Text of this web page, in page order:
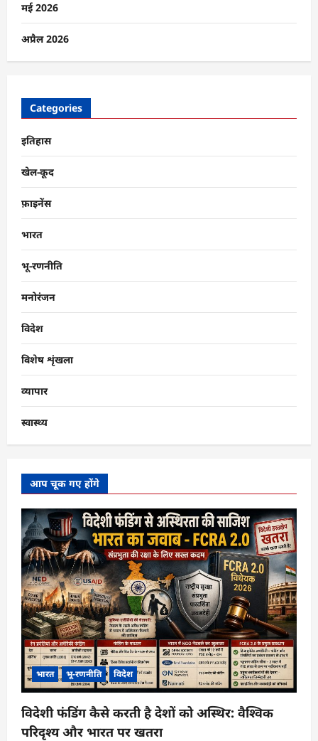
पढ़ें
मई 2026
अप्रैल 2026
Categories
इतिहास
खेल-कूद
फ़ाइनेंस
भारत
भू-रणनीति
मनोरंजन
विदेश
विशेष शृंखला
व्यापार
स्वास्थ्य
आप चूक गए होंगे
भारत भू-रणनीति विदेश
विदेशी फंडिंग कैसे करती है देशों को अस्थिर: वैश्विक
परिदृश्य और भारत पर खतरा